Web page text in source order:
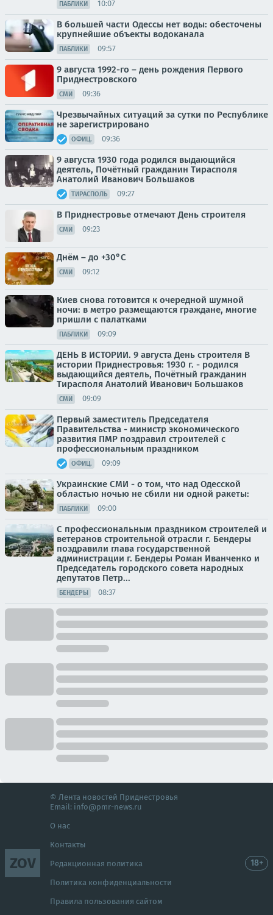
ПАБЛИКИ 10:07
В большей части Одессы нет воды: обесточены
крупнейшие объекты водоканала
ПАБЛИКИ 09:57
9 августа 1992-го – день рождения Первого
Приднестровского
СМИ 09:36
Чрезвычайных ситуаций за сутки по Республике
не зарегистрировано
ОФИЦ. 09:36
9 августа 1930 года родился выдающийся
деятель, Почётный гражданин Тирасполя
Анатолий Иванович Большаков
ТИРАСПОЛЬ 09:27
В Приднестровье отмечают День строителя
СМИ 09:23
Днём – до +30°С
СМИ 09:12
Киев снова готовится к очередной шумной
ночи: в метро размещаются граждане, многие
пришли с палатками
ПАБЛИКИ 09:09
ДЕНЬ В ИСТОРИИ. 9 августа День строителя В
истории Приднестровья: 1930 г. - родился
выдающийся деятель, Почётный гражданин
Тирасполя Анатолий Иванович Большаков
СМИ 09:09
Первый заместитель Председателя
Правительства - министр экономического
развития ПМР поздравил строителей с
профессиональным праздником
ОФИЦ. 09:09
Украинские СМИ - о том, что над Одесской
областью ночью не сбили ни одной ракеты:
ПАБЛИКИ 09:00
С профессиональным праздником строителей и
ветеранов строительной отрасли г. Бендеры
поздравили глава государственной
администрации г. Бендеры Роман Иванченко и
Председатель городского совета народных
депутатов Петр...
БЕНДЕРЫ 08:37
ZOV
© Лента новостей Приднестровья
Email: info@pmr-news.ru
О нас
Контакты
Редакционная политика
Политика конфиденциальности
Правила пользования сайтом
18+